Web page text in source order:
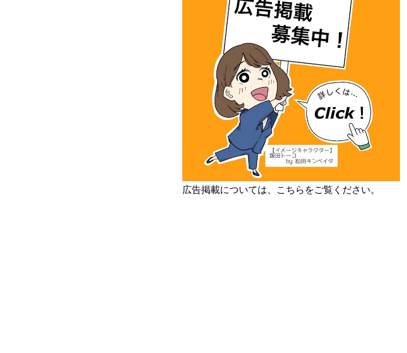
広告掲載については、こちらをご覧ください。